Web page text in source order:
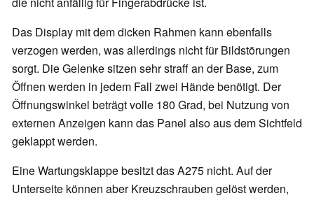
Das Display mit dem dicken Rahmen kann ebenfalls
verzogen werden, was allerdings nicht für Bildstörungen
sorgt. Die Gelenke sitzen sehr straff an der Base, zum
Öffnen werden in jedem Fall zwei Hände benötigt. Der
Öffnungswinkel beträgt volle 180 Grad, bei Nutzung von
externen Anzeigen kann das Panel also aus dem Sichtfeld
geklappt werden.
Eine Wartungsklappe besitzt das A275 nicht. Auf der
Unterseite können aber Kreuzschrauben gelöst werden,